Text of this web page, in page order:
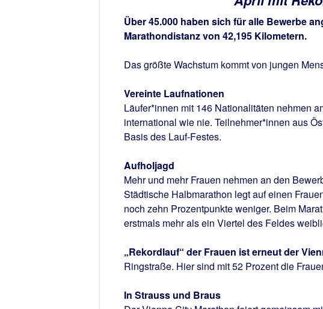
Über 45.000 haben sich für alle Bewerbe
Marathondistanz von 42,195 Kilometern.
Das größte Wachstum kommt von jungen
Vereinte Laufnationen
Läufer*innen mit 146 Nationalitäten nehmen
international wie nie. Teilnehmer*innen aus
Basis des Lauf-Festes.
Aufholjagd
Mehr und mehr Frauen nehmen an den
Städtische Halbmarathon legt auf einen
noch zehn Prozentpunkte weniger. Beim
erstmals mehr als ein Viertel des Feldes
„Rekordlauf“ der Frauen ist erneut der
Ringstraße. Hier sind mit 52 Prozent die
In Strauss und Braus